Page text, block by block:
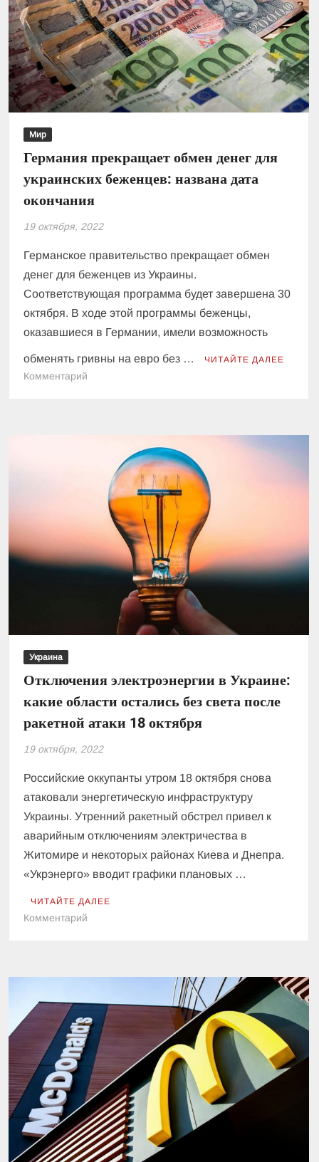
лучше
вкладывать
сбережения
Мир
Германия прекращает обмен денег для
украинских беженцев: названа дата
окончания
19 октября, 2022
Германское правительство прекращает обмен
денег для беженцев из Украины.
Соответствующая программа будет завершена 30
октября. В ходе этой программы беженцы,
оказавшиеся в Германии, имели возможность
обменять гривны на евро без … ЧИТАЙТЕ ДАЛЕЕ
Комментарий
украинских
беженцев:
названа
окончания
Украина
Отключения электроэнергии в Украине:
какие области остались без света после
ракетной атаки 18 октября
19 октября, 2022
Российские оккупанты утром 18 октября снова
атаковали энергетическую инфраструктуру
Украины. Утренний ракетный обстрел привел к
аварийным отключениям электричества в
Житомире и некоторых районах Киева и Днепра.
«Укрэнерго» вводит графики плановых …
ЧИТАЙТЕ ДАЛЕЕ
Комментарий
области
остались
без
света
после
ракетной
атаки
18
октября